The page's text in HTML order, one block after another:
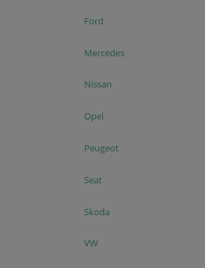
Ford
Mercedes
Nissan
Opel
Peugeot
Seat
Skoda
VW